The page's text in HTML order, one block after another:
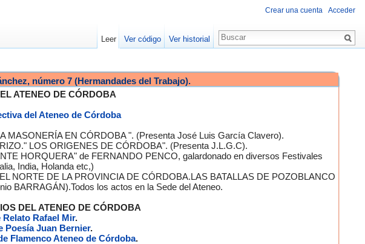
número 7 (Hermandades del Trabajo).
ATENEO DE CÓRDOBA
del Ateneo de Córdoba
MASONERÍA EN CÓRDOBA ". (Presenta José Luis García Clavero).
LOS ORIGENES DE CÓRDOBA". (Presenta J.L.G.C).
HORQUERA" de FERNANDO PENCO, galardonado en diversos Festivales
India, Holanda etc,)
NORTE DE LA PROVINCIA DE CÓRDOBA.LAS BATALLAS DE POZOBLANCO
BARRAGÁN).Todos los actos en la Sede del Ateneo.
DEL ATENEO DE CÓRDOBA
Relato Rafael Mir.
Poesía Juan Bernier.
Flamenco Ateneo de Córdoba.
Crear una cuenta Acceder
Leer Ver código Ver historial